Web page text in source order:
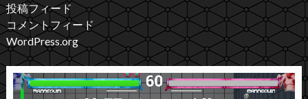
投稿フィード
コメントフィード
WordPress.org